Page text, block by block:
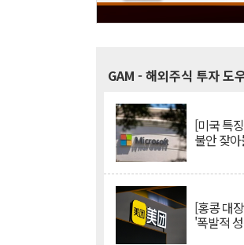
GAM - 해외주식 투자 도
[미국 특
불안 잦
[홍콩 대
'폭발적